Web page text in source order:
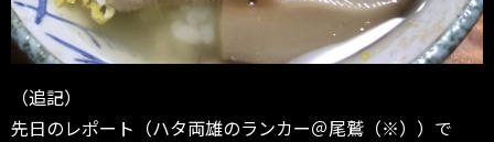
（追記）
先日のレポート（ハタ両雄のランカー＠尾鷲（※））で